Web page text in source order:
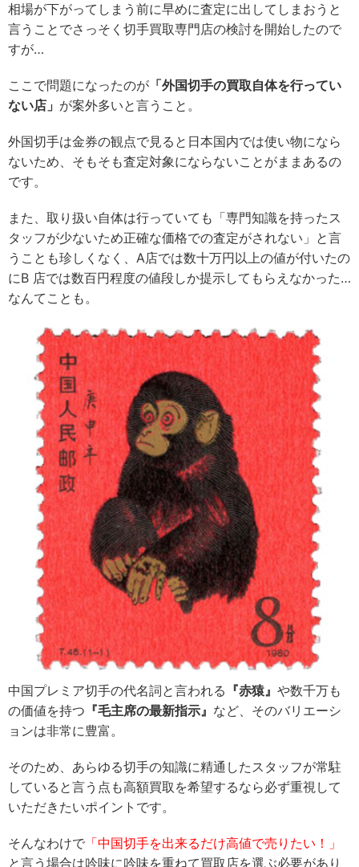
相場が下がってしまう前に早めに査定に出してしまおうと
言うことでさっそく切手買取専門店の検討を開始したので
すが…
ここで問題になったのが 「外国切手の買取自体を行ってい
ない店」 が案外多いと言うこと。
外国切手は金券の観点で見ると日本国内では使い物になら
ないため、そもそも査定対象にならないことがままあるの
です。
また、取り扱い自体は行っていても「専門知識を持ったス
タッフが少ないため正確な価格での査定がされない」と言
うことも珍しくなく、A店では数十万円以上の値が付いたの
にB 店では数百円程度の値段しか提示してもらえなかった…
なんてことも。
中国プレミア切手の代名詞と言われる 『赤猿』 や数千万も
の価値を持つ 『毛主席の最新指示』 など、そのバリエーシ
ョンは非常に豊富。
そのため、あらゆる切手の知識に精通したスタッフが常駐
していると言う点も高額買取を希望するなら必ず重視して
いただきたいポイントです。
そんなわけで 「中国切手を出来るだけ高値で売りたい！」
と言う場合は吟味に吟味を重ねて買取店を選ぶ必要があり